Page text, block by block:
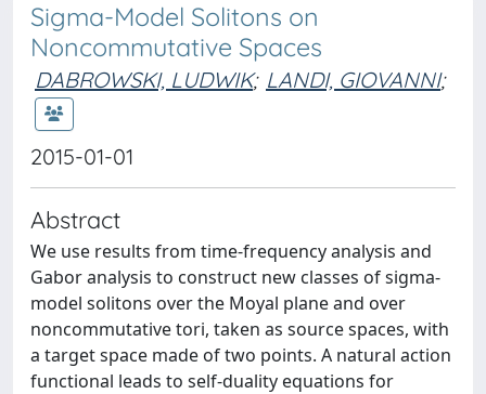
Sigma-Model Solitons on
Noncommutative Spaces
DABROWSKI, LUDWIK; LANDI, GIOVANNI;
2015-01-01
Abstract
We use results from time-frequency analysis and
Gabor analysis to construct new classes of sigma-
model solitons over the Moyal plane and over
noncommutative tori, taken as source spaces, with
a target space made of two points. A natural action
functional leads to self-duality equations for